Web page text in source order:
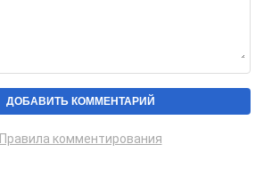
Правила комментирования